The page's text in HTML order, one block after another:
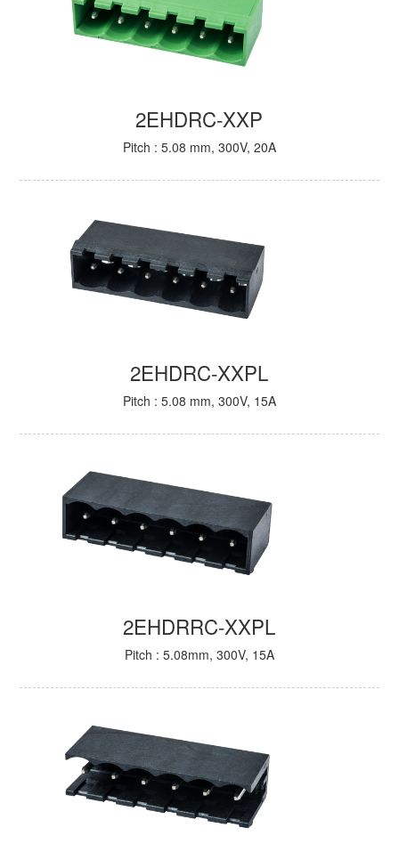
2EHDRC-XXP
Pitch : 5.08 mm, 300V, 20A
2EHDRC-XXPL
Pitch : 5.08 mm, 300V, 15A
2EHDRRC-XXPL
Pitch : 5.08mm, 300V, 15A